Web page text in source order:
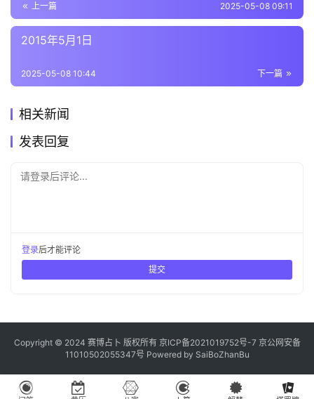
上一篇 2025-05-08 09:11
2015年5月1日
下一篇
2025-05-08 10:44
相关新闻
发表回复
请登录后评论...
登录后才能评论
提交
Copyright © 2024 赛博占卜 版权所有 京ICP备2021019752号-7 京公网安备
11010502055347号 Powered by SaiBoZhanBu